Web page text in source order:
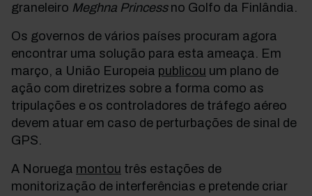
graneleiro Meghna Princess no Golfo da Finlândia.
Os governos de vários países procuram agora
encontrar uma solução para esta ameaça. Em
março, a União Europeia publicou um plano de
ação com diretrizes sobre a forma como as
tripulações e os controladores de tráfego aéreo
devem atuar em caso de perturbações de sinal de
GPS.
A Noruega montou três estações de
monitorização de interferências e pretende criar